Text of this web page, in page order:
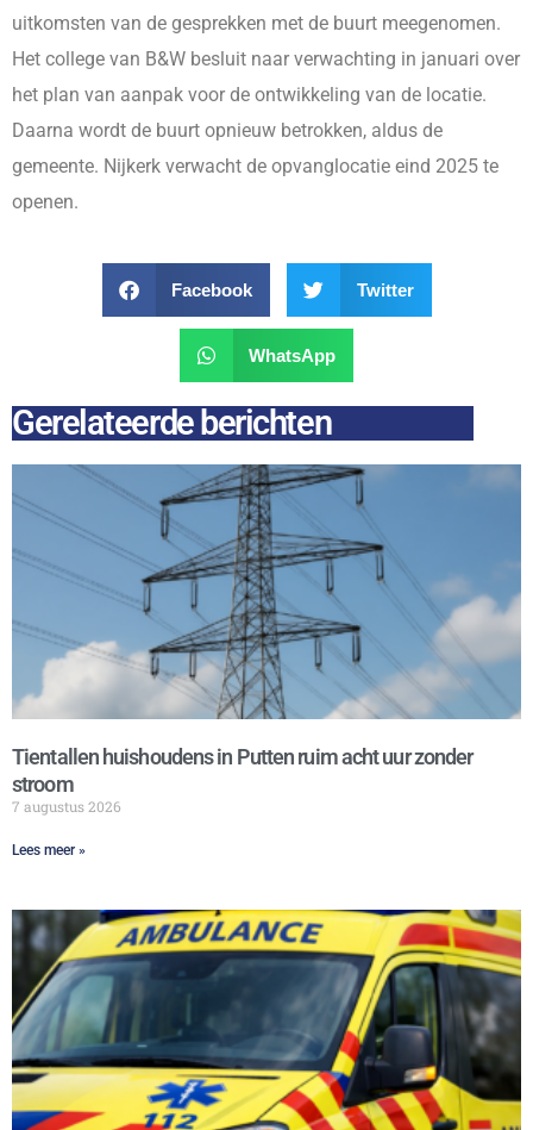
uitkomsten van de gesprekken met de buurt meegenomen.
Het college van B&W besluit naar verwachting in januari over
het plan van aanpak voor de ontwikkeling van de locatie.
Daarna wordt de buurt opnieuw betrokken, aldus de
gemeente. Nijkerk verwacht de opvanglocatie eind 2025 te
openen.
Facebook Twitter
WhatsApp
Gerelateerde berichten
Tientallen huishoudens in Putten ruim acht uur zonder
stroom
7 augustus 2026
Lees meer »